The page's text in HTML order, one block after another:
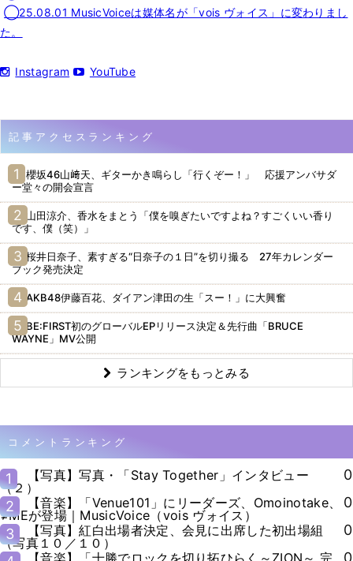
◯25.08.01 MusicVoiceは媒体名が「vois ヴォイス」に変わりまし
た。
Instagram YouTube
記事アクセスランキング
櫻坂46山﨑天、ギターかき鳴らし「行くぞー！」 応援アンバサダ
ー堂々の開会宣言
山田涼介、香水をまとう「僕を嗅ぎたいですよね？すごくいい香り
です、僕（笑）」
桜井日奈子、素すぎる“日奈子の１日”を切り撮る 27年カレンダー
ブック発売決定
AKB48伊藤百花、ダイアン津田の生「スー！」に大興奮
BE:FIRST初のグローバルEPリリース決定＆先行曲「BRUCE
WAYNE」MV公開
ランキングをもっとみる
コメントランキング
1
【写真】写真・「Stay Together」インタビュー
（２）
0
2
【音楽】「Venue101」にリーダーズ、Omoinotake、
≠MEが登場｜MusicVoice（vois ヴォイス）
0
3
【写真】紅白出場者決定、会見に出席した初出場組
（写真１０／１０）
0
【音楽】「十勝でロックを切り拓ひらく～ZION～ 完 0